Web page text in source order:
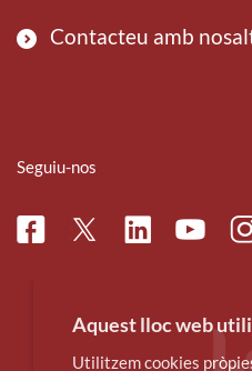
Contacteu amb
Seguiu-nos
FacebookTwitterLinkedin
Aquest lloc web
Utilitzem cookies